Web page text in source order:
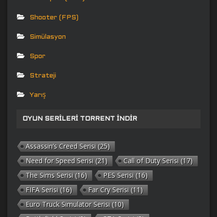
Shooter (FPS)
Simülasyon
Spor
Strateji
Yarış
OYUN SERILERI TORRENT İNDIR
Assassin’s Creed Serisi (25)
Need for Speed Serisi (21) Call of Duty Serisi (17)
The Sims Serisi (16) PES Serisi (16)
FIFA Serisi (16) Far Cry Serisi (11)
Euro Truck Simulator Serisi (10)